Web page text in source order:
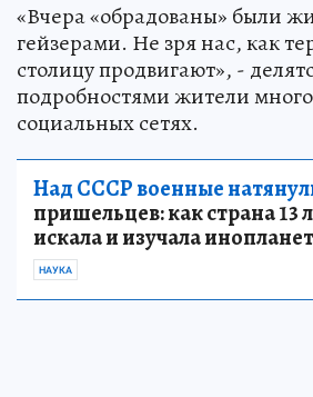
«Вчера «обрадованы» были
гейзерами. Не зря нас, как
столицу продвигают», -
подробностями жители
социальных сетях.
Над СССР военные
пришельцев: как страна 13
искала и изучала
НАУКА